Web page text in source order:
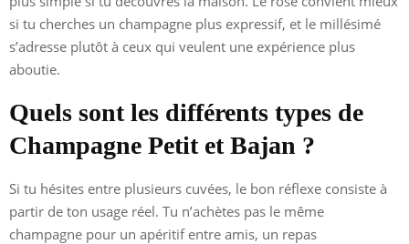
si tu cherches un champagne plus expressif, et le millésimé
s’adresse plutôt à ceux qui veulent une expérience plus
aboutie.
Quels sont les différents types de
Champagne Petit et Bajan ?
Si tu hésites entre plusieurs cuvées, le bon réflexe consiste à
partir de ton usage réel. Tu n’achètes pas le même
champagne pour un apéritif entre amis, un repas